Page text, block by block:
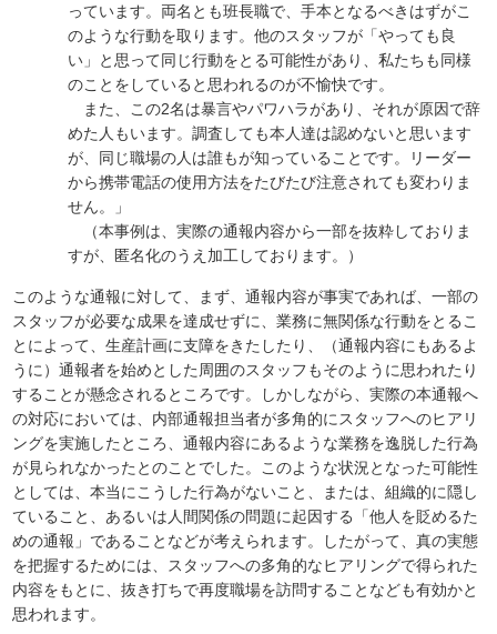
っています。両名とも班長職で、手本となるべきはずがこ
のような行動を取ります。他のスタッフが「やっても良
い」と思って同じ行動をとる可能性があり、私たちも同様
のことをしていると思われるのが不愉快です。
また、この2名は暴言やパワハラがあり、それが原因で辞
めた人もいます。調査しても本人達は認めないと思います
が、同じ職場の人は誰もが知っていることです。リーダー
から携帯電話の使用方法をたびたび注意されても変わりま
せん。」
（本事例は、実際の通報内容から一部を抜粋しておりま
すが、匿名化のうえ加工しております。）
このような通報に対して、まず、通報内容が事実であれば、一部の
スタッフが必要な成果を達成せずに、業務に無関係な行動をとるこ
とによって、生産計画に支障をきたしたり、（通報内容にもあるよ
うに）通報者を始めとした周囲のスタッフもそのように思われたり
することが懸念されるところです。しかしながら、実際の本通報へ
の対応においては、内部通報担当者が多角的にスタッフへのヒアリ
ングを実施したところ、通報内容にあるような業務を逸脱した行為
が見られなかったとのことでした。このような状況となった可能性
としては、本当にこうした行為がないこと、または、組織的に隠し
ていること、あるいは人間関係の問題に起因する「他人を貶めるた
めの通報」であることなどが考えられます。したがって、真の実態
を把握するためには、スタッフへの多角的なヒアリングで得られた
内容をもとに、抜き打ちで再度職場を訪問することなども有効かと
思われます。